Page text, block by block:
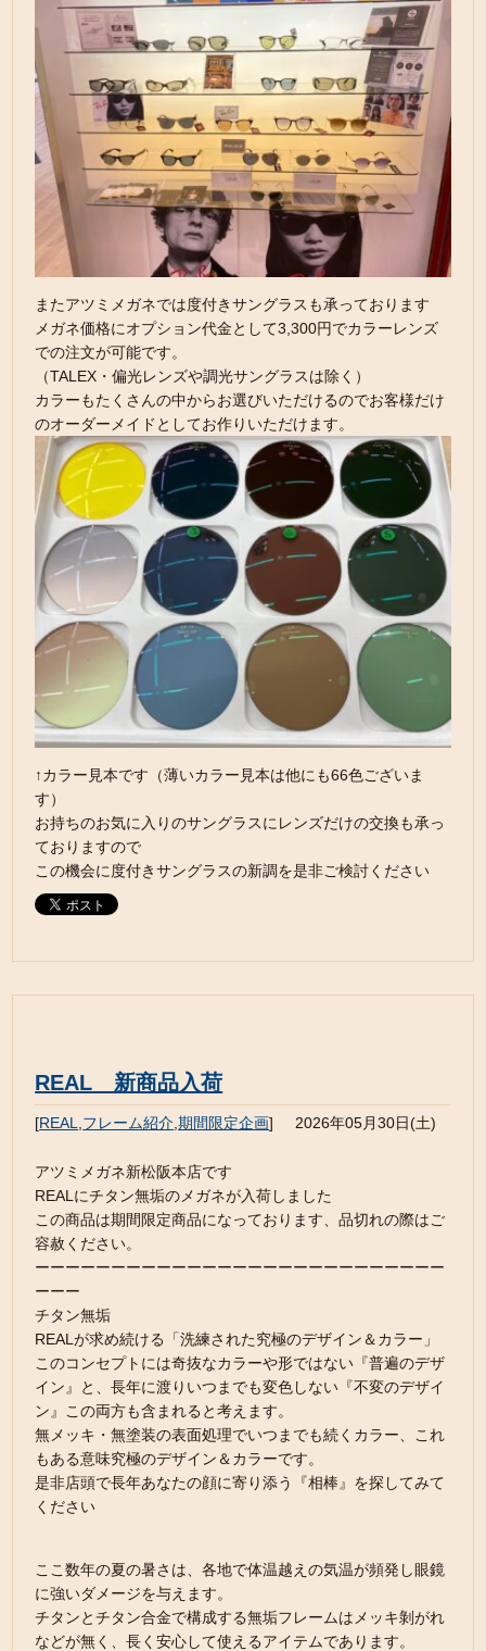
またアツミメガネでは度付きサングラスも承っております
メガネ価格にオプション代金として3,300円でカラーレンズ
での注文が可能です。
（TALEX・偏光レンズや調光サングラスは除く）
カラーもたくさんの中からお選びいただけるのでお客様だけ
のオーダーメイドとしてお作りいただけます。
↑カラー見本です（薄いカラー見本は他にも66色ございま
す）
お持ちのお気に入りのサングラスにレンズだけの交換も承っ
ておりますので
この機会に度付きサングラスの新調を是非ご検討ください
REAL 新商品入荷
[REAL,フレーム紹介,期間限定企画] 2026年05月30日(土)
アツミメガネ新松阪本店です
REALにチタン無垢のメガネが入荷しました
この商品は期間限定商品になっております、品切れの際はご
容赦ください。
ーーーーーーーーーーーーーーーーーーーーーーーーーーー
ーーー
チタン無垢
REALが求め続ける「洗練された究極のデザイン＆カラー」
このコンセプトには奇抜なカラーや形ではない『普遍のデザ
イン』と、長年に渡りいつまでも変色しない『不変のデザイ
ン』この両方も含まれると考えます。
無メッキ・無塗装の表面処理でいつまでも続くカラー、これ
もある意味究極のデザイン＆カラーです。
是非店頭で長年あなたの顔に寄り添う『相棒』を探してみて
ください
ここ数年の夏の暑さは、各地で体温越えの気温が頻発し眼鏡
に強いダメージを与えます。
チタンとチタン合金で構成する無垢フレームはメッキ剝がれ
などが無く、長く安心して使えるアイテムであります。